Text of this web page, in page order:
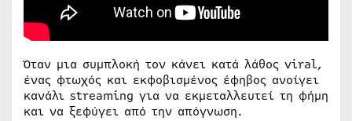
Όταν μια συμπλοκή τον κάνει κατά λάθος viral,
ένας φτωχός και εκφοβισμένος έφηβος ανοίγει
κανάλι streaming για να εκμεταλλευτεί τη φήμη
και να ξεφύγει από την απόγνωση.